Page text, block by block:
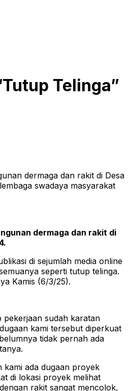
Telinga”
dermaga dan rakit di Desa
swadaya masyarakat
dermaga dan rakit di
di sejumlah media online
seperti tutup telinga.
Kamis (6/3/25).
pekerjaan sudah karatan
kami tersebut diperkuat
tidak pernah ada
kami ada dugaan proyek
di lokasi proyek melihat
rakit sangat mencolok,